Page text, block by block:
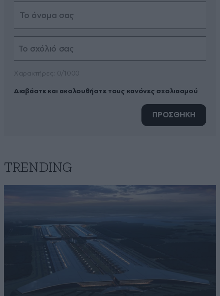
Διαβάστε και ακολουθήστε τους κανόνες σχολιασμού
ΠΡΟΣΘΗΚΗ
TRENDING